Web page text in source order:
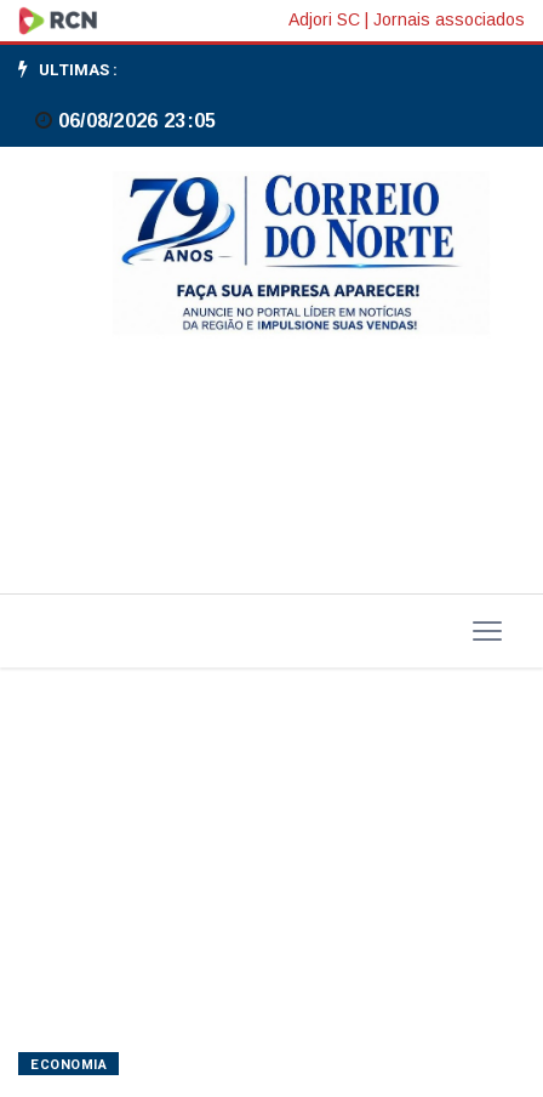
Confiança
sobe
em
indústria
diz
Adjori SC Jornais associados
ULTIMAS :
06/08/2026 23:05
ECONOMIA